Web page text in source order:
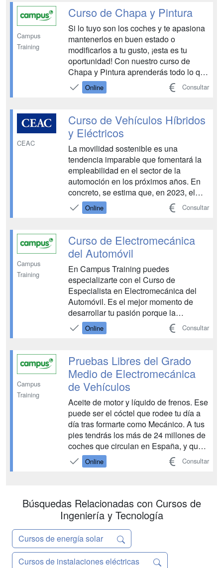
conocimientos básicos de electricid...
Campus
Training
Curso de Chapa y Pintura
Si lo tuyo son los coches y te apasiona
mantenerlos en buen estado o
modificarlos a tu gusto, ¡esta es tu
oportunidad! Con nuestro curso de
Chapa y Pintura aprenderás todo lo que
necesitas para trabajar en cualquier
taller de mecánica reparando y
todos los detalles de esta titulación.
¡Arrancamos motores!...
Online Consultar
CEAC
Curso de Vehículos Híbridos
y Eléctricos
La movilidad sostenible es una
tendencia imparable que fomentará la
empleabilidad en el sector de la
automoción en los próximos años. En
concreto, se estima que, en 2023, el
porcentaje de estos vehículos superará
las matriculaciones de diésel y
para trabajar en este sector en auge!
Con el Curso de Técnico en ...
Online Consultar
Campus
Training
Curso de Electromecánica
del Automóvil
En Campus Training puedes
especializarte con el Curso de
Especialista en Electromecánica del
Automóvil. Es el mejor momento de
desarrollar tu pasión porque la
demanda de especialistas de
Electromecánica de Vehículos
Campus queremos prepararte para
trabajar en un campo con un futuro
prometedor. Los cambios te...
Online Consultar
Campus
Training
Pruebas Libres del Grado
Medio de Electromecánica
de Vehículos
Aceite de motor y líquido de frenos. Ese
puede ser el cóctel que rodee tu día a
día tras formarte como Mecánico. A tus
pies tendrás los más de 24 millones de
coches que circulan en España, y que
necesitarán tarde o temprano de una
mano experta como la tuya. Nuestra
de Vehículos ...
Online Consultar
Búsquedas Relacionadas con Cursos de
Ingeniería y Tecnología
Cursos de energía solar
Cursos de instalaciones eléctricas